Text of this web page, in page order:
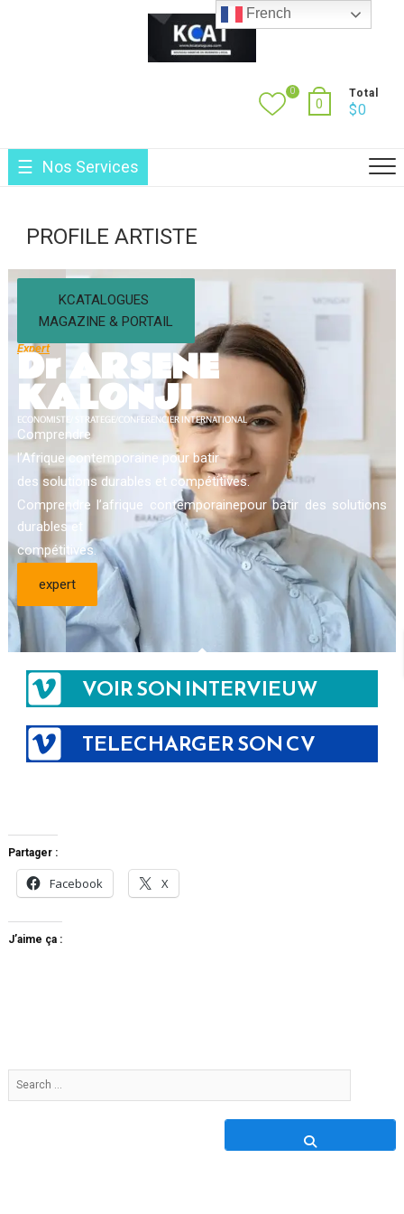
0
0
Total
$0
Nos Services
PROFILE ARTISTE
KCATALOGUES
MAGAZINE & PORTAIL
Expert
Dr ARSENE
KALONJI
ECONOMISTE/ STRATEGE/CONFERENCIER INTERNATIONAL
Comprendre
l’Afrique contemporaine pour batir
des solutions durables et compétitives.
Comprendre l’afrique contemporainepour batir des solutions
durables et
compétitives.
expert
VOIR SON INTERVIEUW
TELECHARGER SON CV
Partager :
Facebook X
J’aime ça :
French